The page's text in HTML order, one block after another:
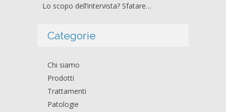
Lo scopo dell’intervista? Sfatare…
Categorie
Chi siamo
Prodotti
Trattamenti
Patologie